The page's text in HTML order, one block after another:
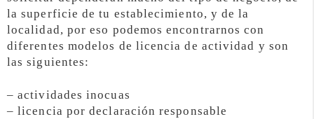
la superficie de tu establecimiento, y de la
localidad, por eso podemos encontrarnos con
diferentes modelos de licencia de actividad y son
las siguientes:
– actividades inocuas
– licencia por declaración responsable